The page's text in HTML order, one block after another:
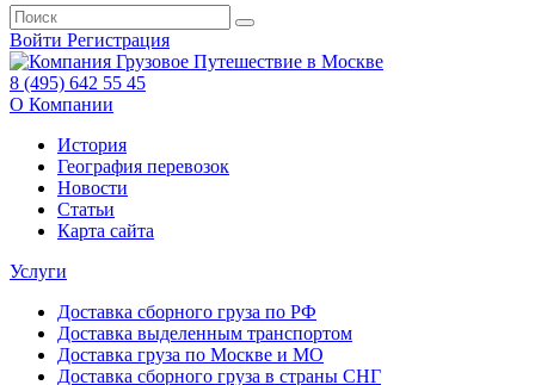
Войти Регистрация
8 (495) 642 55 45
О Компании
История
География перевозок
Новости
Статьи
Карта сайта
Услуги
Доставка сборного груза по РФ
Доставка выделенным транспортом
Доставка груза по Москве и МО
Доставка сборного груза в страны СНГ